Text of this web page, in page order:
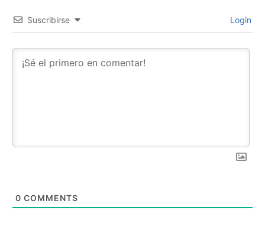
Suscribirse Login
0 COMMENTS